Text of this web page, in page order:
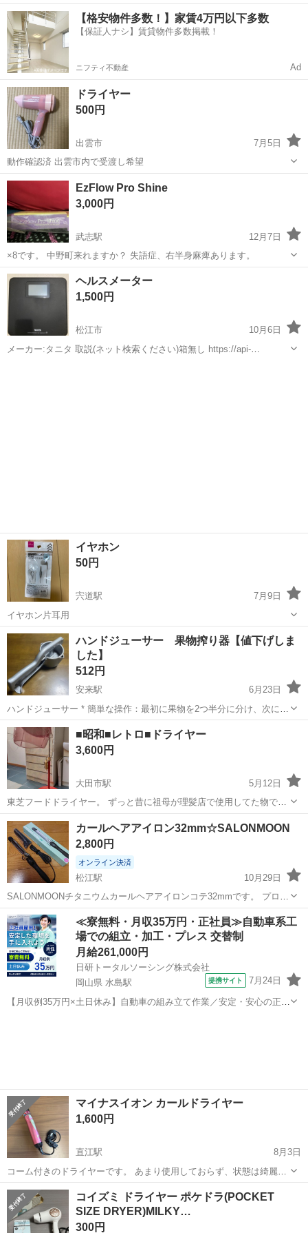
中！友達同士での応募OK！備品付きワンルーム寮費無料！赴任旅費会
社負担！生活支援物資事前対応可◎格安食堂利用可！年間休日135日
♪《山口県山口市》 人気の工...
山口 山口市 大歳駅 その他
【格安物件多数！】家賃4万円以下多数
【保証人ナシ】賃貸物件多数掲載！
ニフティ不動産 Ad
ドライヤー
500円
出雲市
7月5日
動作確認済 出雲市内で受渡し希望
島根 出雲市
EzFlow Pro Shine
3,000円
武志駅
12月7日
×8です。 中野町来れますか？ 失語症、右半身麻痺あります。
島根 出雲市 武志駅 美容家電
ヘルスメーター
1,500円
松江市
10月6日
メーカー:タニタ 取説(ネット検索ください)箱無し https://api-
イヤホン
50円
宍道駅
7月9日
イヤホン片耳用
島根 松江市 宍道駅 美容家電 イヤホン
ハンドジューサー 果物搾り器【値下げしま
した】
512円
安来駅
6月23日
ハンドジューサー * 簡単な操作：最初に果物を2つ半分に分け、次に半
分をジューサーに入れ、ハンドルを押すだけ * 安全で高齢者や子供も
簡単に使える * サイズ(約):幅12.5×奥行30×高さ12cm ほぼ未使用に近
いと...
島根 安来市 安来駅 美容家電 ジューサー
■昭和■レトロ■ドライヤー
3,600円
大田市駅
5月12日
東芝フードドライヤー。 ずっと昔に祖母が理髪店で使用してた物で
す。 電源を入れて風が出るのは確認しました。 インテリアにでも使っ
ていただける方、 よろしくお願いしますm(_ _)m できれは大田市山口
町まで引取りをお願いします。
島根 大田市 美容家電 ドライヤー
カールヘアアイロン32mm☆SALONMOON
2,800円
オンライン決済
松江駅
10月29日
SALONMOONチタニウムカールヘアアイロンコテ32mmです。 プロ仕
様 デジタル液晶温度表示 誤動作防止溝 耐熱シリコンケース付き(未使
用) 温度調節80～220℃ 1回だけ使用しました。 直接のお取引のみ。 ネ
ット...
島根 松江市 松江駅 美容家電 ヘアアイロン
≪寮無料・月収35万円・正社員≫自動車系工
場での組立・加工・プレス 交替制
月給261,000円
日研トータルソーシング株式会社
岡山県 水島駅
提携サイト 7月24日
【月収例35万円×土日休み】自動車の組み立て作業／安定・安心の正社
マイナスイオン カールドライヤー
1,600円
直江駅
8月3日
コーム付きのドライヤーです。 あまり使用しておらず、状態は綺麗だ
と思います。
島根 出雲市 直江駅 美容家電 カールドライヤー
コイズミ ドライヤー ポケドラ(POCKET
SIZE DRYER)MILKY…
300円